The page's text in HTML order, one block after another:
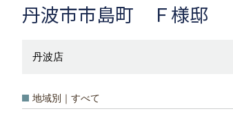
丹波市市島町 Ｆ様邸
丹波店
地域別｜すべて